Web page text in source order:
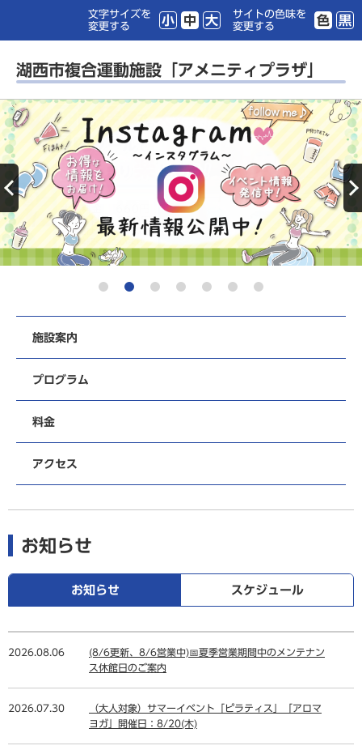
文字サイズを
変更する
小 中 大
サイトの色味を
変更する
色 黒
湖西市複合運動施設「アメニティプラザ」
施設案内
プログラム
料金
アクセス
お知らせ
お知らせ スケジュール
2026.08.06
(8/6更新、8/6営業中)📅夏季営業期間中のメンテナン
ス休館日のご案内
2026.07.30
（大人対象）サマーイベント「ピラティス」「アロマ
ヨガ」開催日：8/20(木)